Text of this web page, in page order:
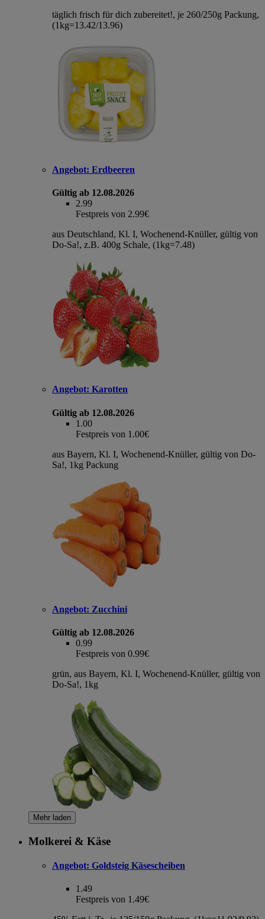
täglich frisch für dich zubereitet!, je 260/250g Packung,
(1kg=13.42/13.96)
Angebot: Erdbeeren
Gültig ab 12.08.2026
2.99
Festpreis von 2.99€
aus Deutschland, Kl. I, Wochenend-Knüller, gültig von
Do-Sa!, z.B. 400g Schale, (1kg=7.48)
Angebot: Karotten
Gültig ab 12.08.2026
1.00
Festpreis von 1.00€
aus Bayern, Kl. I, Wochenend-Knüller, gültig von Do-
Sa!, 1kg Packung
Angebot: Zucchini
Gültig ab 12.08.2026
0.99
Festpreis von 0.99€
grün, aus Bayern, Kl. I, Wochenend-Knüller, gültig von
Do-Sa!, 1kg
Mehr laden
Molkerei & Käse
Angebot: Goldsteig Käsescheiben
1.49
Festpreis von 1.49€